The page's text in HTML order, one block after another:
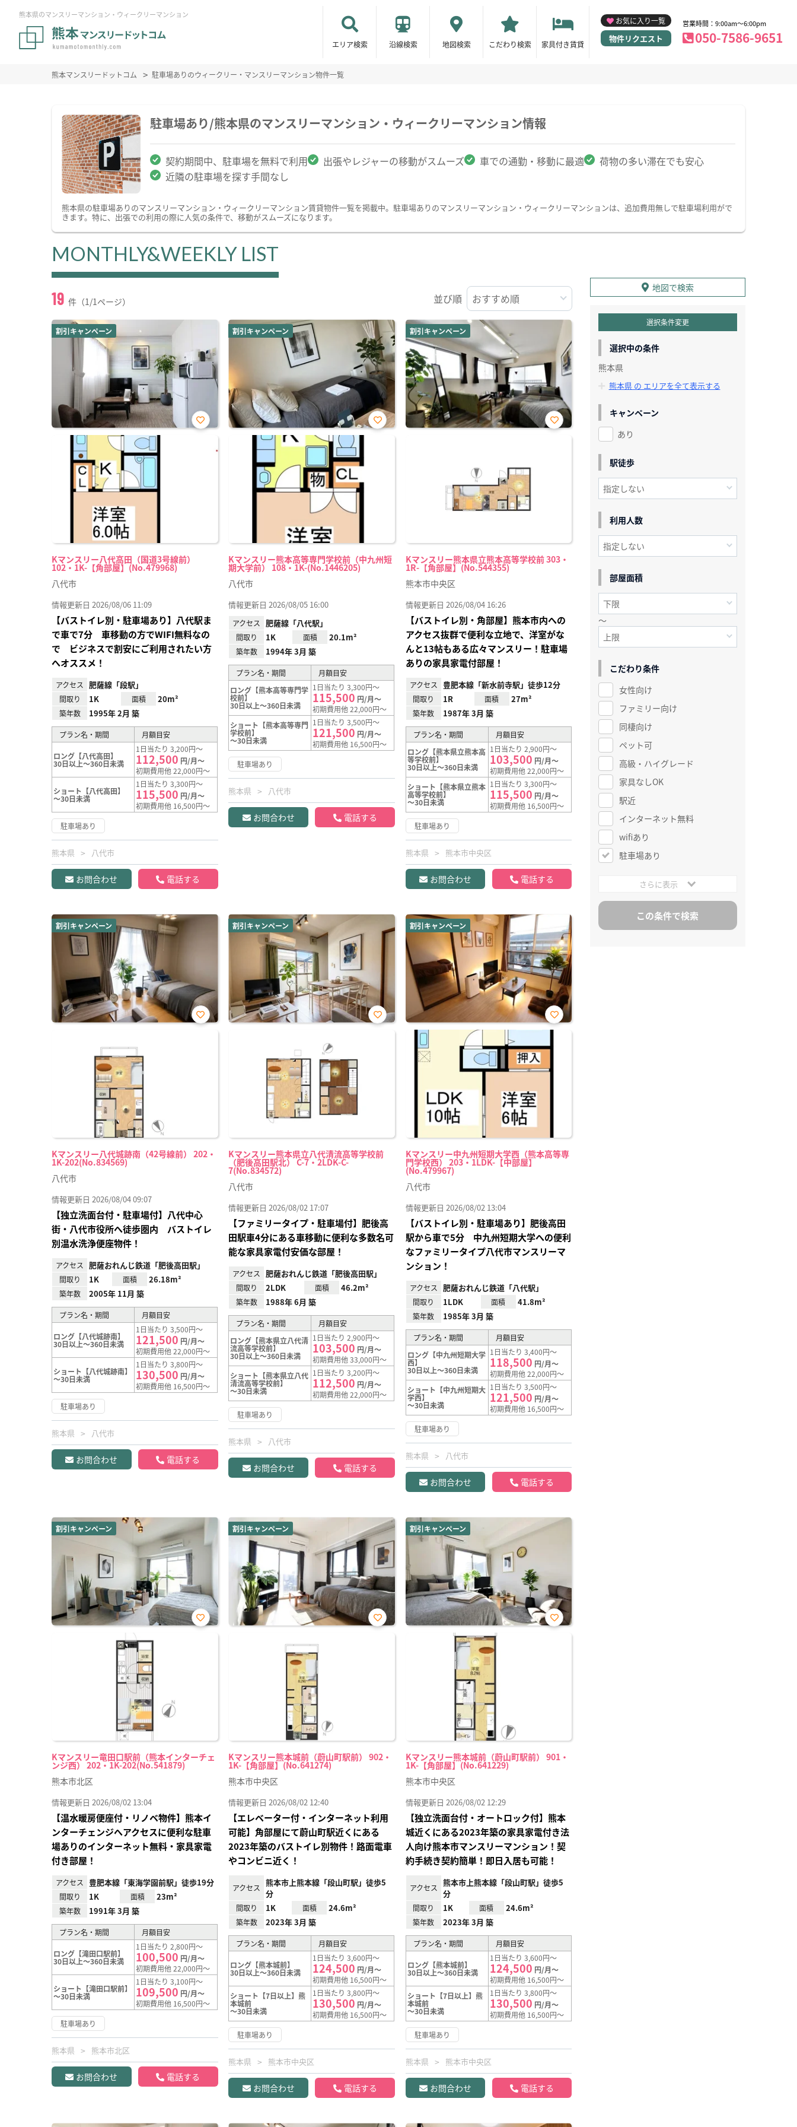
熊本県のマンスリーマンション・ウィークリーマンション
エリア検索 沿線検索 地図検索 こだわり検索 家具付き賃貸
お気に入り一覧
物件リクエスト
営業時間：9:00am～6:00pm
050-7586-9651
熊本マンスリードットコム 駐車場ありのウィークリー・マンスリーマンション物件一覧
駐車場あり/熊本県のマンスリーマンション・ウィークリーマンション情報
契約期間中、駐車場を無料で利用 出張やレジャーの移動がスムーズ 車での通勤・移動に最適
荷物の多い滞在でも安心
近隣の駐車場を探す手間なし
熊本県の駐車場ありのマンスリーマンション・ウィークリーマンション賃貸物件一覧を掲載中。駐車場ありのマンスリーマンション・ウィークリーマンションは、追加費用無しで駐車場利用がで
きます。特に、出張での利用の際に人気の条件で、移動がスムーズになります。
MONTHLY&WEEKLY LIST
19 件（1/1ページ） 並び順
割引キャンペーン
Kマンスリー八代高田（国道3号線前）
102・1K-【角部屋】(No.479968)
お気
八代市
情報更新日 2026/08/06 11:09
【バストイレ別・駐車場あり】八代駅ま
で車で7分 車移動の方でWIFI無料なの
で ビジネスで割安にご利用されたい方
へオススメ！
アクセス 肥薩線「段駅」
間取り 1K 面積 20m²
築年数 1995年 2月 築
プラン名・期間 月額目安
ロング【八代高田】
30日以上～360日未満
1日当たり 3,200円～
112,500 円/月～
初期費用他 22,000円～
ショート【八代高田】
～30日未満
1日当たり 3,300円～
115,500 円/月～
初期費用他 16,500円～
駐車場あり
熊本県 八代市
お問合わせ 電話する
割引キャンペーン
Kマンスリー熊本高等専門学校前（中九州短
期大学前） 108・1K-(No.1446205)
お気
八代市
情報更新日 2026/08/05 16:00
アクセス 肥薩線「八代駅」
間取り 1K 面積 20.1m²
築年数 1994年 3月 築
プラン名・期間
月額目安
ロング【熊本高等専門学
校前】
30日以上～360日未満
1日当たり 3,300円～
115,500 円/月～
初期費用他 22,000円～
ショート【熊本高等専門
学校前】
～30日未満
1日当たり 3,500円～
121,500 円/月～
初期費用他 16,500円～
駐車場あり
熊本県 八代市
お問合わせ 電話する
割引キャンペーン
Kマンスリー熊本県立熊本高等学校前 303・
1R-【角部屋】(No.544355)
お気
熊本市中央区
情報更新日 2026/08/04 16:26
【バストイレ別・角部屋】熊本市内への
アクセス抜群で便利な立地で、洋室がな
んと13帖もある広々マンスリー！駐車場
ありの家具家電付部屋！
アクセス 豊肥本線「新水前寺駅」徒歩12分
間取り 1R 面積 27m²
築年数 1987年 3月 築
プラン名・期間
月額目安
ロング【熊本県立熊本高
等学校前】
30日以上～360日未満
1日当たり 2,900円～
103,500 円/月～
初期費用他 22,000円～
ショート【熊本県立熊本
高等学校前】
～30日未満
1日当たり 3,300円～
115,500 円/月～
初期費用他 16,500円～
駐車場あり
熊本県 熊本市中央区
お問合わせ 電話する
割引キャンペーン
Kマンスリー八代城跡南（42号線前） 202・
1K-202(No.834569)
お気
八代市
情報更新日 2026/08/04 09:07
【独立洗面台付・駐車場付】八代中心
街・八代市役所へ徒歩圏内 バストイレ
別温水洗浄便座物件！
アクセス 肥薩おれんじ鉄道「肥後高田駅」
間取り 1K 面積 26.18m²
築年数 2005年 11月 築
プラン名・期間 月額目安
ロング【八代城跡南】
30日以上～360日未満
1日当たり 3,500円～
121,500 円/月～
初期費用他 22,000円～
ショート【八代城跡南】
～30日未満
1日当たり 3,800円～
130,500 円/月～
初期費用他 16,500円～
駐車場あり
熊本県 八代市
お問合わせ 電話する
割引キャンペーン
Kマンスリー熊本県立八代清流高等学校前
（肥後高田駅北） C-7・2LDK-C-
7(No.834572)
お気
八代市
情報更新日 2026/08/02 17:07
【ファミリータイプ・駐車場付】肥後高
田駅車4分にある車移動に便利な多数名可
能な家具家電付安価な部屋！
アクセス 肥薩おれんじ鉄道「肥後高田駅」
間取り 2LDK 面積 46.2m²
築年数 1988年 6月 築
プラン名・期間
月額目安
ロング【熊本県立八代清
流高等学校前】
30日以上～360日未満
1日当たり 2,900円～
103,500 円/月～
初期費用他 33,000円～
ショート【熊本県立八代
清流高等学校前】
～30日未満
1日当たり 3,200円～
112,500 円/月～
初期費用他 22,000円～
駐車場あり
熊本県 八代市
お問合わせ 電話する
割引キャンペーン
Kマンスリー中九州短期大学西（熊本高等専
門学校西） 203・1LDK-【中部屋】
(No.479967)
お気
り登
録
八代市
情報更新日 2026/08/02 13:04
【バストイレ別・駐車場あり】肥後高田
駅から車で5分 中九州短期大学への便利
なファミリータイプ八代市マンスリーマ
ンション！
アクセス 肥薩おれんじ鉄道「八代駅」
間取り 1LDK 面積 41.8m²
築年数 1985年 3月 築
プラン名・期間
月額目安
ロング【中九州短期大学
西】
30日以上～360日未満
1日当たり 3,400円～
118,500 円/月～
初期費用他 22,000円～
ショート【中九州短期大
学西】
～30日未満
1日当たり 3,500円～
121,500 円/月～
初期費用他 16,500円～
駐車場あり
熊本県 八代市
お問合わせ 電話する
割引キャンペーン
Kマンスリー竜田口駅前（熊本インターチェ
ンジ西） 202・1K-202(No.541879)
お気
熊本市北区
情報更新日 2026/08/02 13:04
【温水暖房便座付・リノベ物件】熊本イ
ンターチェンジへアクセスに便利な駐車
場ありのインターネット無料・家具家電
付き部屋！
アクセス 豊肥本線「東海学園前駅」徒歩19分
間取り 1K 面積 23m²
築年数 1991年 3月 築
プラン名・期間 月額目安
ロング【滝田口駅前】
30日以上～360日未満
1日当たり 2,800円～
100,500 円/月～
初期費用他 22,000円～
ショート【滝田口駅前】
～30日未満
1日当たり 3,100円～
109,500 円/月～
初期費用他 16,500円～
駐車場あり
熊本県 熊本市北区
お問合わせ 電話する
割引キャンペーン
Kマンスリー熊本城前（蔚山町駅前） 902・
1K-【角部屋】(No.641274)
お気
熊本市中央区
情報更新日 2026/08/02 12:40
【エレベーター付・インターネット利用
可能】角部屋にて蔚山町駅近くにある
2023年築のバストイレ別物件！路面電車
やコンビニ近く！
アクセス
熊本市上熊本線「段山町駅」徒歩5
分
間取り 1K 面積 24.6m²
築年数 2023年 3月 築
プラン名・期間 月額目安
ロング【熊本城前】
30日以上～360日未満
1日当たり 3,600円～
124,500 円/月～
初期費用他 16,500円～
ショート【7日以上】熊
本城前
～30日未満
1日当たり 3,800円～
130,500 円/月～
初期費用他 16,500円～
駐車場あり
熊本県 熊本市中央区
お問合わせ 電話する
割引キャンペーン
Kマンスリー熊本城前（蔚山町駅前） 901・
1K-【角部屋】(No.641229)
お気
熊本市中央区
情報更新日 2026/08/02 12:29
【独立洗面台付・オートロック付】熊本
城近くにある2023年築の家具家電付き法
人向け熊本市マンスリーマンション！契
約手続き契約簡単！即日入居も可能！
アクセス
熊本市上熊本線「段山町駅」徒歩5
分
間取り 1K 面積 24.6m²
築年数 2023年 3月 築
プラン名・期間 月額目安
ロング【熊本城前】
30日以上～360日未満
1日当たり 3,600円～
124,500 円/月～
初期費用他 16,500円～
ショート【7日以上】熊
本城前
～30日未満
1日当たり 3,800円～
130,500 円/月～
初期費用他 16,500円～
駐車場あり
熊本県 熊本市中央区
お問合わせ 電話する
地図で検索
選択条件変更
選択中の条件
熊本県
熊本県 の エリアを全て表示する
キャンペーン
あり
駅徒歩
利用人数
部屋面積
～
こだわり条件
女性向け
ファミリー向け
同棲向け
ペット可
高級・ハイグレード
家具なしOK
駅近
インターネット無料
wifiあり
駐車場あり
さらに表示